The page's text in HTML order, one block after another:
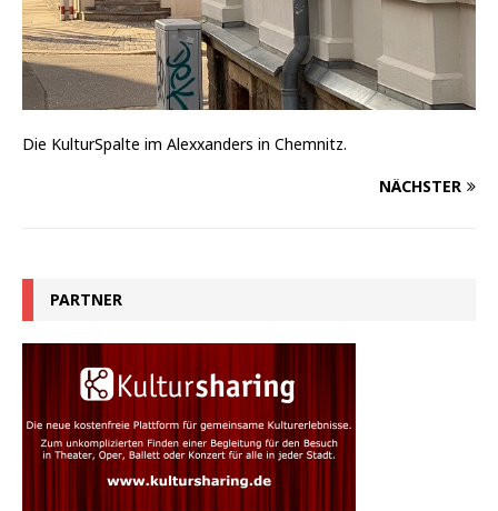
Die KulturSpalte im Alexxanders in Chemnitz.
NÄCHSTER
PARTNER